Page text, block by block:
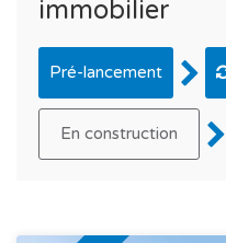
immobilier
Pré-lancement
En construction